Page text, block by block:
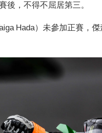
後，不得不屈居第三。
Hada）未參加正賽，